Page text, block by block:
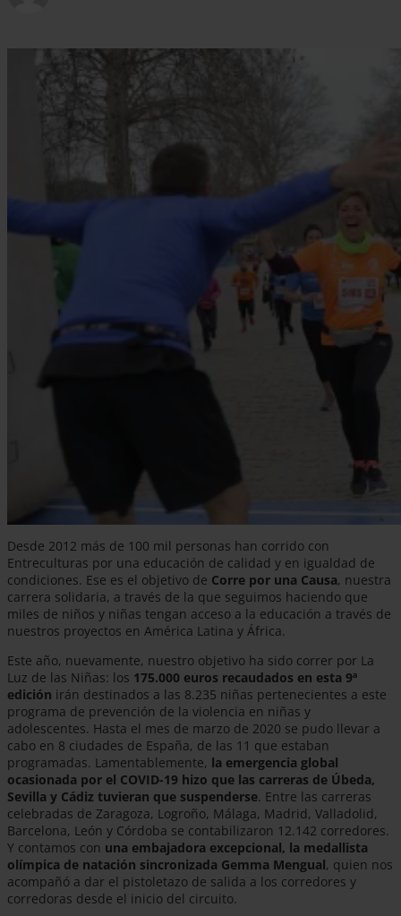
Desde 2012 más de 100 mil personas han corrido con
Entreculturas por una educación de calidad y en igualdad de
condiciones. Ese es el objetivo de Corre por una Causa, nuestra
carrera solidaria, a través de la que seguimos haciendo que
miles de niños y niñas tengan acceso a la educación a través de
nuestros proyectos en América Latina y África.
Este año, nuevamente, nuestro objetivo ha sido correr por La
Luz de las Niñas: los 175.000 euros recaudados en esta 9ª
edición irán destinados a las 8.235 niñas pertenecientes a este
programa de prevención de la violencia en niñas y
adolescentes. Hasta el mes de marzo de 2020 se pudo llevar a
cabo en 8 ciudades de España, de las 11 que estaban
programadas. Lamentablemente, la emergencia global
ocasionada por el COVID-19 hizo que las carreras de Úbeda,
Sevilla y Cádiz tuvieran que suspenderse. Entre las carreras
celebradas de Zaragoza, Logroño, Málaga, Madrid, Valladolid,
Barcelona, León y Córdoba se contabilizaron 12.142 corredores.
Y contamos con una embajadora excepcional, la medallista
olímpica de natación sincronizada Gemma Mengual, quien nos
acompañó a dar el pistoletazo de salida a los corredores y
corredoras desde el inicio del circuito.